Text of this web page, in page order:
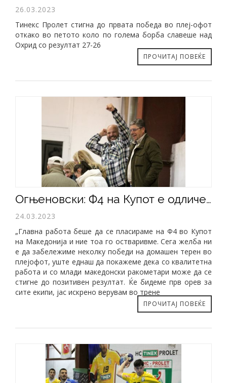
26.03.2023
Тинекс Пролет стигна до првата победа во плеј-офот
откако во петото коло по голема борба славеше над
Охрид со резултат 27-26
ПРОЧИТАЈ ПОВЕЌЕ
Огњеновски: Ф4 на Купот е одличен резултат, Пролет чекори сигурно по зацртаниот пат
24.03.2023
„Главна работа беше да се пласираме на Ф4 во Купот
на Македонија и ние тоа го остваривме. Сега желба ни
е да забележиме неколку победи на домашен терен во
плејофот, уште еднаш да покажеме дека со квалитетна
работа и со млади македонски ракометари може да се
стигне до позитивен резултат. Ќе бидеме прв орев за
сите екипи, јас искрено верувам во трене
ПРОЧИТАЈ ПОВЕЌЕ